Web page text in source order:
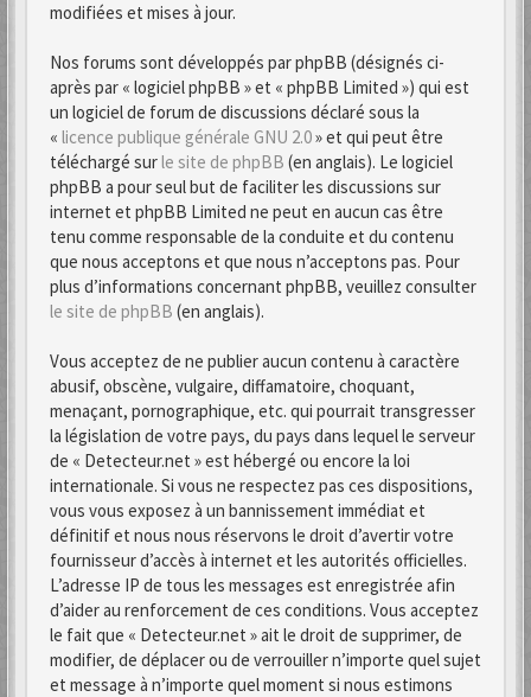
modifiées et mises à jour.
Nos forums sont développés par phpBB (désignés ci-
après par « logiciel phpBB » et « phpBB Limited ») qui est
un logiciel de forum de discussions déclaré sous la
« licence publique générale GNU 2.0» et qui peut être
téléchargé surle site de phpBB (en anglais). Le logiciel
phpBB a pour seul but de faciliter les discussions sur
internet et phpBB Limited ne peut en aucun cas être
tenu comme responsable de la conduite et du contenu
que nous acceptons et que nous n’acceptons pas. Pour
plus d’informations concernant phpBB, veuillez consulter
le site de phpBB (en anglais).
Vous acceptez de ne publier aucun contenu à caractère
abusif, obscène, vulgaire, diffamatoire, choquant,
menaçant, pornographique, etc. qui pourrait transgresser
la législation de votre pays, du pays dans lequel le serveur
de « Detecteur.net » est hébergé ou encore la loi
internationale. Si vous ne respectez pas ces dispositions,
vous vous exposez à un bannissement immédiat et
définitif et nous nous réservons le droit d’avertir votre
fournisseur d’accès à internet et les autorités officielles.
L’adresse IP de tous les messages est enregistrée afin
d’aider au renforcement de ces conditions. Vous acceptez
le fait que « Detecteur.net » ait le droit de supprimer, de
modifier, de déplacer ou de verrouiller n’importe quel sujet
et message à n’importe quel moment si nous estimons